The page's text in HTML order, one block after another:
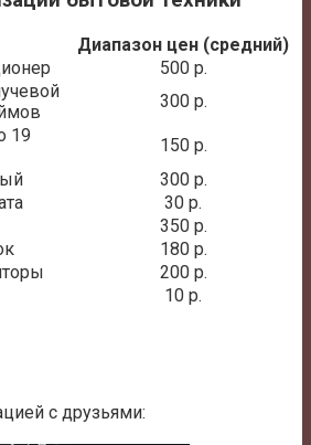
Диапазон цен (средний)
500 р.
300 р.
19
150 р.
300 р.
30 р.
350 р.
180 р.
200 р.
10 р.
с друзьями: